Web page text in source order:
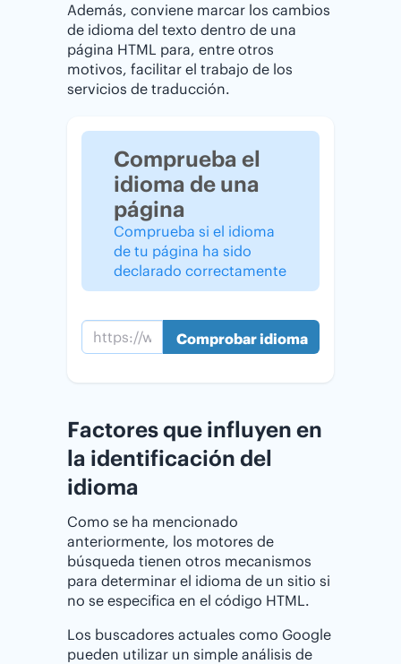
Además, conviene marcar los cambios
de idioma del texto dentro de una
página HTML para, entre otros
motivos, facilitar el trabajo de los
servicios de traducción.
Comprueba el
idioma de una
página
Comprueba si el idioma
de tu página ha sido
declarado correctamente
Factores que influyen en
la identificación del
idioma
Como se ha mencionado
anteriormente, los motores de
búsqueda tienen otros mecanismos
para determinar el idioma de un sitio si
no se especifica en el código HTML.
Los buscadores actuales como Google
pueden utilizar un simple análisis de